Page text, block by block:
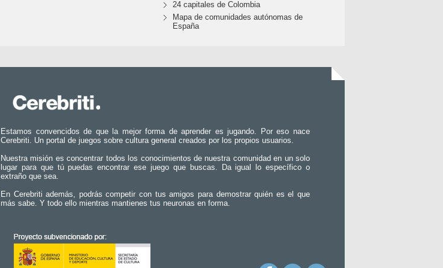
24 capitales de Colombia
Mapa de comunidades autónomas de
España
Estamos convencidos de que la mejor forma de aprender es jugando. Por eso nace
Cerebriti. Un portal de juegos sobre cultura general creados por los propios usuarios.
Nuestra misión es concentrar todos los conocimientos de nuestra comunidad en un solo
lugar para que tú puedas encontrar ese juego que buscas. Da igual lo específico o
extraño que sea.
En Cerebriti además, podrás competir con tus amigos para demostrar quién es el que
más sabe. Y todo ello mientras mantienes tus neuronas en forma.